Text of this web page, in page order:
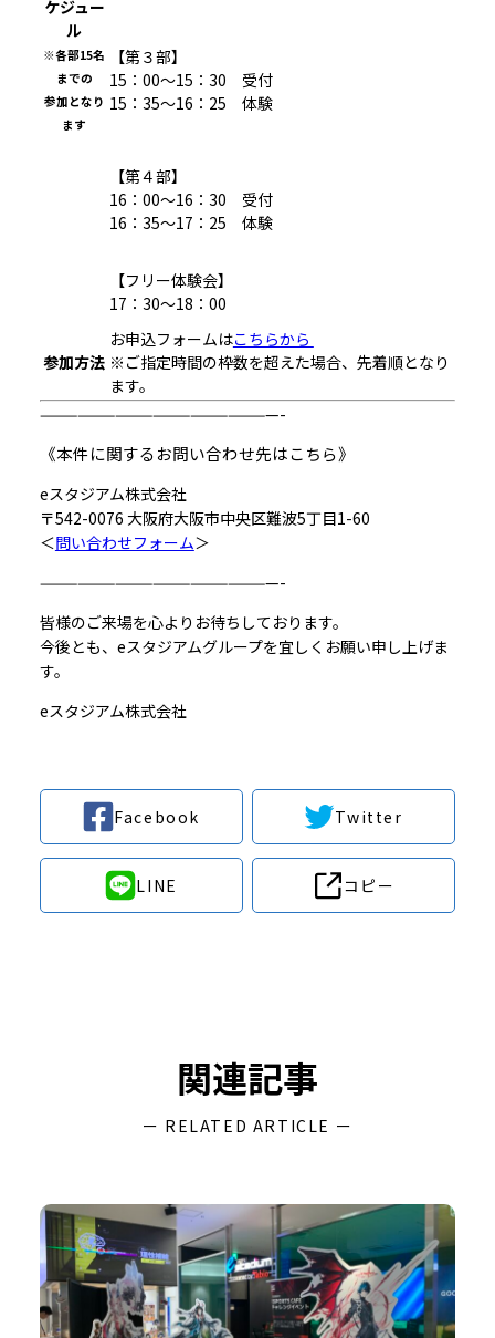
ケジュー
ル
※各部15名
までの
参加となり
ます
【第３部】
15：00～15：30 受付
15：35～16：25 体験
【第４部】
16：00～16：30 受付
16：35～17：25 体験
【フリー体験会】
17：30～18：00
参加方法
お申込フォームはこちらから
※ご指定時間の枠数を超えた場合、先着順となり
ます。
———————————————————-
《本件に関するお問い合わせ先はこちら》
eスタジアム株式会社
〒542-0076 大阪府大阪市中央区難波5丁目1-60
＜問い合わせフォーム＞
———————————————————-
皆様のご来場を心よりお待ちしております。
今後とも、eスタジアムグループを宜しくお願い申し上げま
す。
eスタジアム株式会社
Facebook Twitter
LINE コピー
関連記事
ー RELATED ARTICLE ー